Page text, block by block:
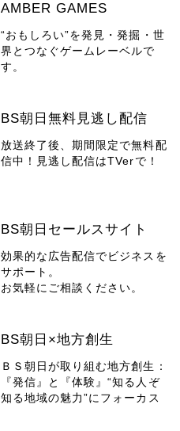
AMBER GAMES
“おもしろい”を発見・発掘・世
界とつなぐゲームレーベルで
す。
BS朝日無料見逃し配信
放送終了後、期間限定で無料配
信中！見逃し配信はTVerで！
BS朝日セールスサイト
効果的な広告配信でビジネスを
サポート。
お気軽にご相談ください。
BS朝日×地方創生
ＢＳ朝日が取り組む地方創生：
『発信』と『体験』“知る人ぞ
知る地域の魅力”にフォーカス